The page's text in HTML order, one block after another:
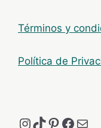
Términos y
Política de
Instagram
TikTok
Pinterest